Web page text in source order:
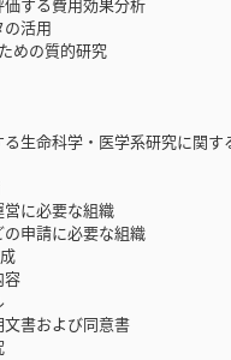
活用
の質的研究
命科学・医学系研究に関す
に必要な組織
請に必要な組織
書および同意書